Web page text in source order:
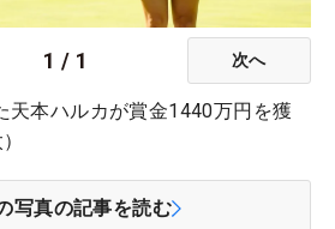
1 / 1 次へ
天本ハルカが賞金1440万円を獲
写真の記事を読む